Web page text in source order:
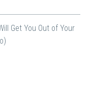
Get You Out of Your